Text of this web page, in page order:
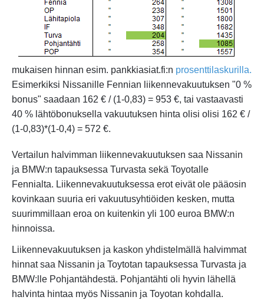
mukaisen hinnan esim. pankkiasiat.fi:n prosenttilaskurilla.
Esimerkiksi Nissanille Fennian liikennevakuutuksen "0 %
bonus" saadaan 162 € / (1-0,83) = 953 €, tai vastaavasti
40 % lähtöbonuksella vakuutuksen hinta olisi olisi 162 € /
(1-0,83)*(1-0,4) = 572 €.
Vertailun halvimman liikennevakuutuksen saa Nissanin
ja BMW:n tapauksessa Turvasta sekä Toyotalle
Fennialta. Liikennevakuutuksessa erot eivät ole pääosin
kovinkaan suuria eri vakuutusyhtiöiden kesken, mutta
suurimmillaan eroa on kuitenkin yli 100 euroa BMW:n
hinnoissa.
Liikennevakuutuksen ja kaskon yhdistelmällä halvimmat
hinnat saa Nissanin ja Toytotan tapauksessa Turvasta ja
BMW:lle Pohjantähdestä. Pohjantähti oli hyvin lähellä
halvinta hintaa myös Nissanin ja Toyotan kohdalla.